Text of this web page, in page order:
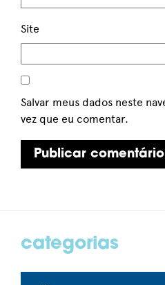
Site
Salvar meus dados neste
vez que eu comentar.
categorias